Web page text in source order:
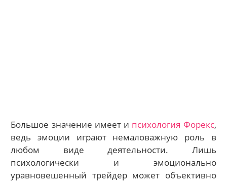
Большое значение имеет и психология Форекс,
ведь эмоции играют немаловажную роль в
любом виде деятельности. Лишь
психологически и эмоционально
уравновешенный трейдер может объективно